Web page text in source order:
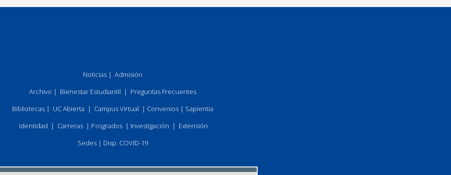
Noticias| Admisión
Archivo | Bienestar Estudiantil | Preguntas Frecuentes
Bibliotecas| UC Abierta | Campus Virtual | Convenios| Sapientia
Identidad | Carreras| Posgrados| Investigación | Extensión
Sedes| Disp. COVID-19